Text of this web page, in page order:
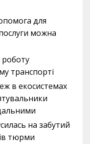
для
можна
роботу
транспорті
в екосистемах
на забутий
тюрми